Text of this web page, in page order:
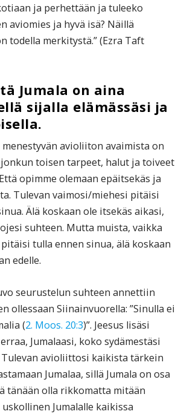
ja perhettään ja tuleeko
aviomies ja hyvä isä? Näillä
todella merkitystä.” (Ezra Taft
Jumala on aina
sijalla elämässäsi ja
avioliiton avaimista on
toisen tarpeet, halut ja toiveet
opimme olemaan epäitsekäs ja
Tulevan vaimosi/miehesi pitäisi
Älä koskaan ole itsekäs aikasi,
suhteen. Mutta muista, vaikka
tulla ennen sinua, älä koskaan
edelle.
seurustelun suhteen annettiin
ollessaan Siinainvuorella: ”Sinulla ei
(2. Moos. 20:3)”. Jeesus lisäsi
Jumalaasi, koko sydämestäsi
Tulevan avioliittosi kaikista tärkein
Jumalaa, sillä Jumala on osa
tänään olla rikkomatta mitään
Jumalalle kaikissa